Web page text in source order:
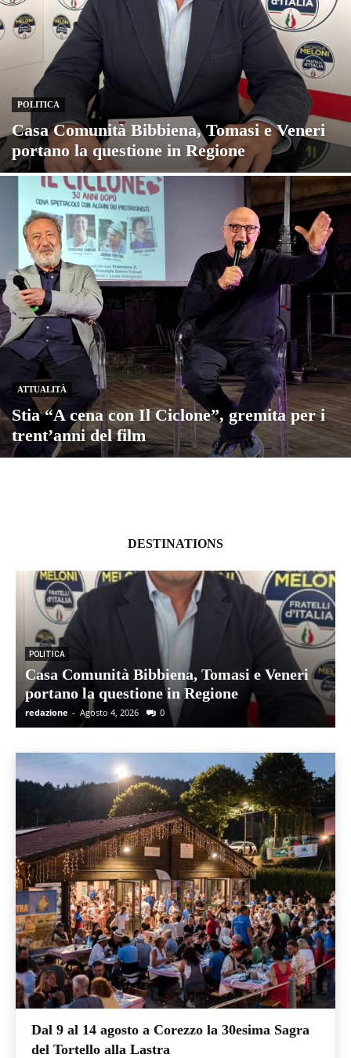
POLITICA
Casa Comunità Bibbiena, Tomasi e Veneri
portano la questione in Regione
ATTUALITÀ
Stia “A cena con Il Ciclone”, gremita per i
trent’anni del film
DESTINATIONS
POLITICA
Casa Comunità Bibbiena, Tomasi e Veneri
portano la questione in Regione
redazione - Agosto 4, 2026 0
Dal 9 al 14 agosto a Corezzo la 30esima Sagra
del Tortello alla Lastra